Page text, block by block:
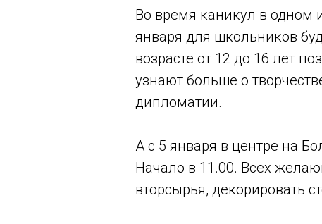
Во время каникул в одном
января для школьников
возрасте от 12 до 16 лет
узнают больше о
дипломатии.
А с 5 января в центре на
Начало в 11.00. Всех
вторсырья, декорировать